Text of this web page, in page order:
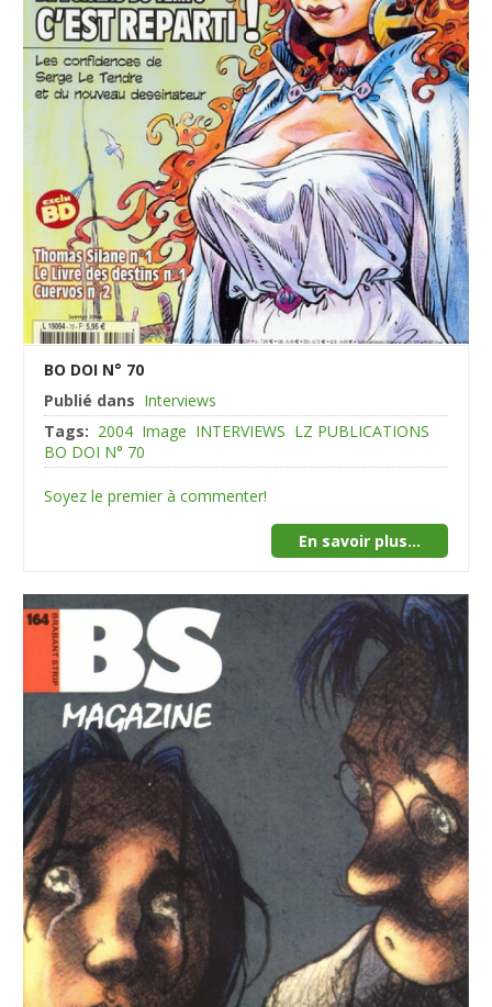
BO DOI N° 70
Publié dans Interviews
Tags: 2004 Image INTERVIEWS LZ PUBLICATIONS
BO DOI N° 70
Soyez le premier à commenter!
En savoir plus...